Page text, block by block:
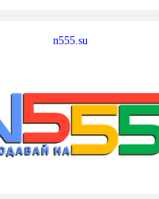
n555.su